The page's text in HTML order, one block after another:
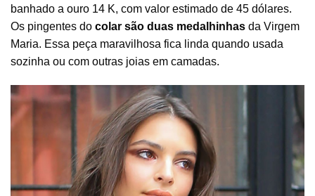
banhado a ouro 14 K, com valor estimado de 45 dólares.
Os pingentes do colar são duas medalhinhas da Virgem
Maria. Essa peça maravilhosa fica linda quando usada
sozinha ou com outras joias em camadas.